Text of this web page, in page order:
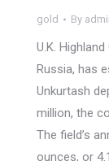
gold By
U.K.
Russia, has
Unkurtash
million, the
The field’s
ounces, or